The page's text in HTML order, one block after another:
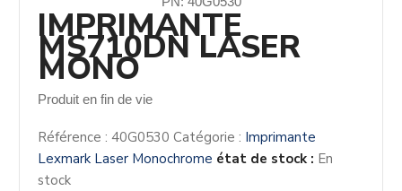
IMPRIMANTE
MS710DN LASER
MONO
Produit en fin de vie
Référence :40G0530 Catégorie : Imprimante
Lexmark Laser Monochrome état de stock : En
stock